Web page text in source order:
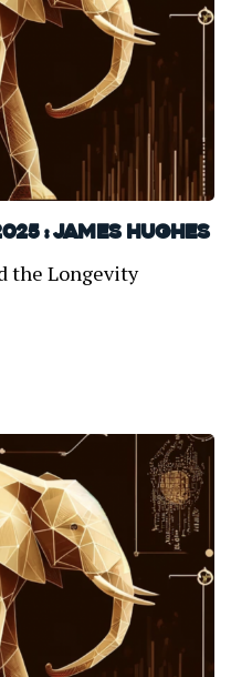
: James Hughes
the Longevity